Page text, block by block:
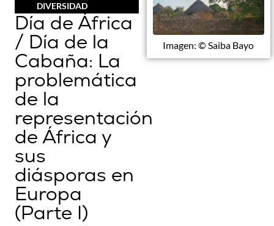
DIVERSIDAD
Día de África
/ Día de la
Cabaña: La
problemática
de la
representación
de África y
sus
diásporas en
Europa
(Parte I)
Imagen: © Saiba Bayo